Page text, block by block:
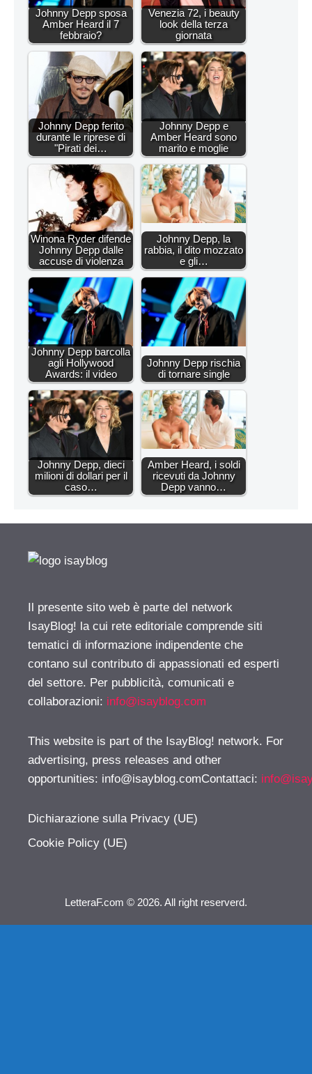
Johnny Depp sposa
Amber Heard il 7
febbraio?
Venezia 72, i beauty
look della terza
giornata
Johnny Depp ferito
durante le riprese di
"Pirati dei…
Johnny Depp e
Amber Heard sono
marito e moglie
Winona Ryder difende
Johnny Depp dalle
accuse di violenza
Johnny Depp, la
rabbia, il dito mozzato
e gli…
Johnny Depp barcolla
agli Hollywood
Awards: il video
Johnny Depp rischia
di tornare single
Johnny Depp, dieci
milioni di dollari per il
caso…
Amber Heard, i soldi
ricevuti da Johnny
Depp vanno…
Il presente sito web è parte del network
IsayBlog! la cui rete editoriale comprende siti
tematici di informazione indipendente che
contano sul contributo di appassionati ed esperti
del settore. Per pubblicità, comunicati e
collaborazioni: info@isayblog.com
This website is part of the IsayBlog! network. For
advertising, press releases and other
opportunities: info@isayblog.comContattaci:
Dichiarazione sulla Privacy (UE)
Cookie Policy (UE)
LetteraF.com © 2026. All right reserverd.